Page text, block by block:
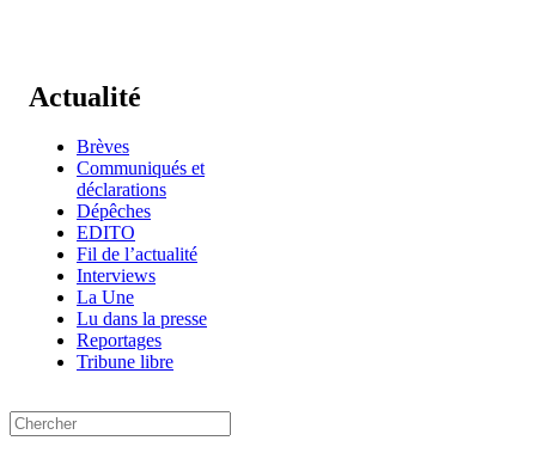
Actualité
Brèves
Communiqués et
déclarations
Dépêches
EDITO
Fil de l’actualité
Interviews
La Une
Lu dans la presse
Reportages
Tribune libre